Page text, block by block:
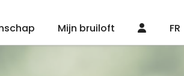
Mijn bruiloft FR